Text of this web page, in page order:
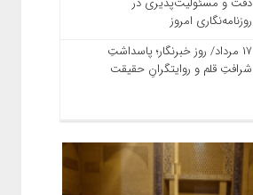
روزنامه‌نگاری امروز
۱۷ مرداد/ روز خبرنگار؛ پاسداشتِ
شرافتِ قلم و روایتگرانِ حقیقت